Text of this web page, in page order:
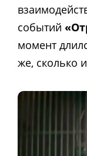
событий
момент
же, сколько